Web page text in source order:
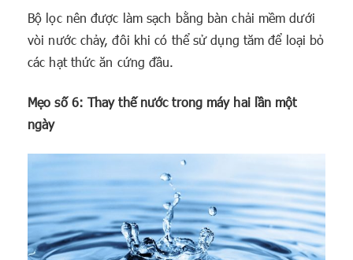
Bộ lọc nên được làm sạch bằng bàn chải mềm dưới
vòi nước chảy, đôi khi có thể sử dụng tăm để loại bỏ
các hạt thức ăn cứng đầu.
Mẹo số 6: Thay thế nước trong máy hai lần một
ngày